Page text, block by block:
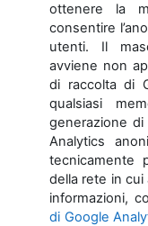
ottenere la
consentire
utenti. Il
avviene non
di raccolta di
qualsiasi
generazione di
Analytics
tecnicamente
della rete in cui
informazioni,
di Google